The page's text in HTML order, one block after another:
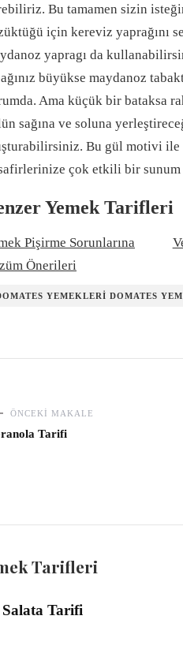
Bu tamamen sizin
için kereviz yaprağını
yapragı da
büyükse maydanoz
Ama küçük bir bataksa
sağına ve soluna
Bu gül motivi ile
çok etkili bir sunum
Yemek Tarifleri
Pişirme Sorunlarına
Önerileri
YEMEKLERI DOMATES
ÖNCEKI MAKALE
Tarifi
Tarifleri
Tarifi